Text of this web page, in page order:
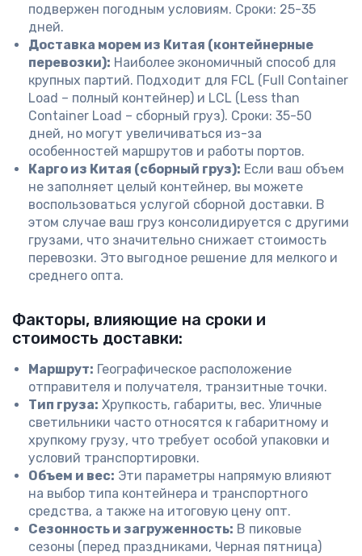
подвержен погодным условиям. Сроки: 25-35
дней.
Доставка морем из Китая (контейнерные
перевозки): Наиболее экономичный способ для
крупных партий. Подходит для FCL (Full Container
Load – полный контейнер) и LCL (Less than
Container Load – сборный груз). Сроки: 35-50
дней, но могут увеличиваться из-за
особенностей маршрутов и работы портов.
Карго из Китая (сборный груз): Если ваш объем
не заполняет целый контейнер, вы можете
воспользоваться услугой сборной доставки. В
этом случае ваш груз консолидируется с другими
грузами, что значительно снижает стоимость
перевозки. Это выгодное решение для мелкого и
среднего опта.
Факторы, влияющие на сроки и
стоимость доставки:
Маршрут: Географическое расположение
отправителя и получателя, транзитные точки.
Тип груза: Хрупкость, габариты, вес. Уличные
светильники часто относятся к габаритному и
хрупкому грузу, что требует особой упаковки и
условий транспортировки.
Объем и вес: Эти параметры напрямую влияют
на выбор типа контейнера и транспортного
средства, а также на итоговую цену опт.
Сезонность и загруженность: В пиковые
сезоны (перед праздниками, Черная пятница)